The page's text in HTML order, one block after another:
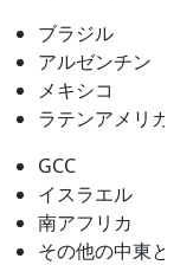
ブラジル
アルゼンチン
メキシコ
ラテンアメリカ
GCC
イスラエル
南アフリカ
その他の中東と